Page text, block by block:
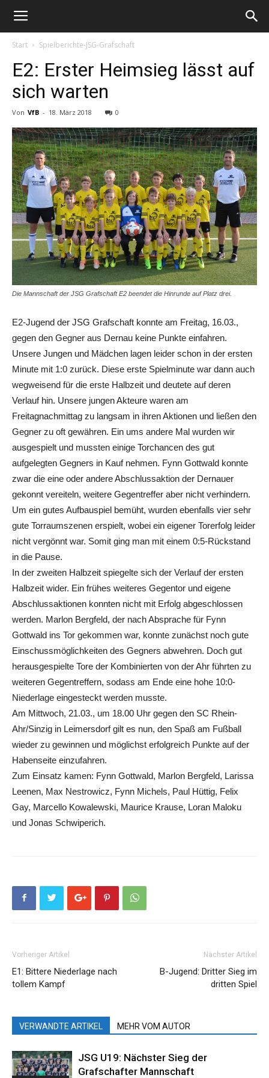
Start Spielberichte-JSG-Grafschaft
E2: Erster Heimsieg lässt auf
sich warten
Von VfB - 18. März 2018 0
Die Mannschaft der JSG Grafschaft E2 beendet die Hinrunde auf Platz drei.
E2-Jugend der JSG Grafschaft konnte am Freitag, 16.03.,
gegen den Gegner aus Dernau keine Punkte einfahren.
Unsere Jungen und Mädchen lagen leider schon in der ersten
Minute mit 1:0 zurück. Diese erste Spielminute war dann auch
wegweisend für die erste Halbzeit und deutete auf deren
Verlauf hin. Unsere jungen Akteure waren am
Freitagnachmittag zu langsam in ihren Aktionen und ließen den
Gegner zu oft gewähren. Ein ums andere Mal wurden wir
ausgespielt und mussten einige Torchancen des gut
aufgelegten Gegners in Kauf nehmen. Fynn Gottwald konnte
zwar die eine oder andere Abschlussaktion der Dernauer
gekonnt vereiteln, weitere Gegentreffer aber nicht verhindern.
Um ein gutes Aufbauspiel bemüht, wurden ebenfalls vier sehr
gute Torraumszenen erspielt, wobei ein eigener Torerfolg leider
nicht vergönnt war. Somit ging man mit einem 0:5-Rückstand
in die Pause.
In der zweiten Halbzeit spiegelte sich der Verlauf der ersten
Halbzeit wider. Ein frühes weiteres Gegentor und eigene
Abschlussaktionen konnten nicht mit Erfolg abgeschlossen
werden. Marlon Bergfeld, der nach Absprache für Fynn
Gottwald ins Tor gekommen war, konnte zunächst noch gute
Einschussmöglichkeiten des Gegners abwehren. Doch gut
herausgespielte Tore der Kombinierten von der Ahr führten zu
weiteren Gegentreffern, sodass am Ende eine hohe 10:0-
Niederlage eingesteckt werden musste.
Am Mittwoch, 21.03., um 18.00 Uhr gegen den SC Rhein-
Ahr/Sinzig in Leimersdorf gilt es nun, den Spaß am Fußball
wieder zu gewinnen und möglichst erfolgreich Punkte auf der
Habenseite einzufahren.
Zum Einsatz kamen: Fynn Gottwald, Marlon Bergfeld, Larissa
Leenen, Max Nestrowicz, Fynn Michels, Paul Hüttig, Felix
Gay, Marcello Kowalewski, Maurice Krause, Loran Maloku
und Jonas Schwiperich.
Vorheriger Artikel
E1: Bittere Niederlage nach
tollem Kampf
Nächster Artikel
B-Jugend: Dritter Sieg im
dritten Spiel
VERWANDTE ARTIKEL MEHR VOM AUTOR
JSG U19: Nächster Sieg der
Grafschafter Mannschaft